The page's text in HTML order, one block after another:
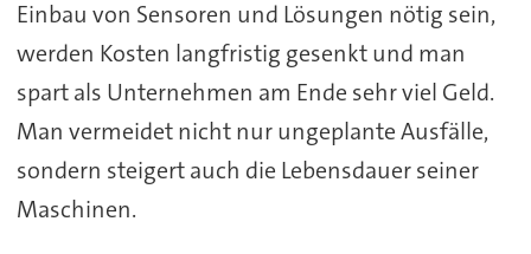
Einbau von Sensoren und Lösungen nötig sein,
werden Kosten langfristig gesenkt und man
spart als Unternehmen am Ende sehr viel Geld.
Man vermeidet nicht nur ungeplante Ausfälle,
sondern steigert auch die Lebensdauer seiner
Maschinen.